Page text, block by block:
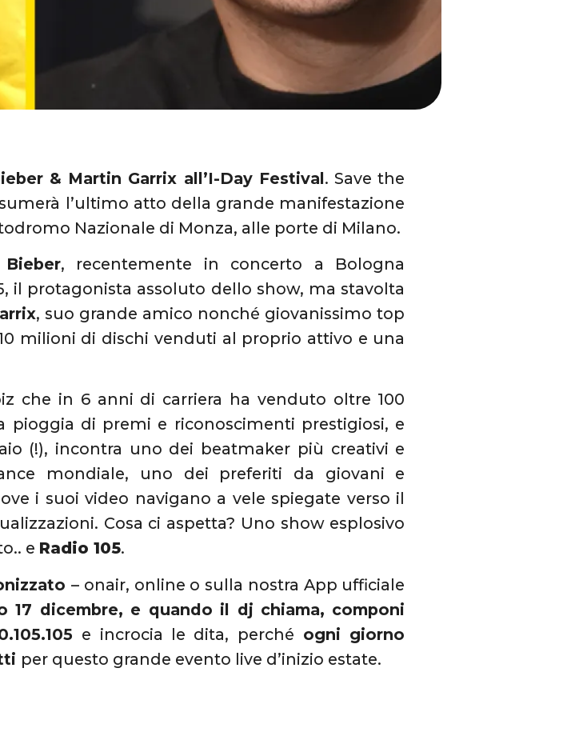
& Martin Garrix all’I-Day Festival. Save the
l’ultimo atto della grande manifestazione
Nazionale di Monza, alle porte di Milano.
, recentemente in concerto a Bologna
il protagonista assoluto dello show, ma stavolta
, suo grande amico nonché giovanissimo top
milioni di dischi venduti al proprio attivo e una
che in 6 anni di carriera ha venduto oltre 100
pioggia di premi e riconoscimenti prestigiosi, e
(!), incontra uno dei beatmaker più creativi e
mondiale, uno dei preferiti da giovani e
i suoi video navigano a vele spiegate verso il
Cosa ci aspetta? Uno show esplosivo
e Radio 105.
– onair, online o sulla nostra App ufficiale
dicembre, e quando il dj chiama, componi
e incrocia le dita, perché ogni giorno
per questo grande evento live d’inizio estate.